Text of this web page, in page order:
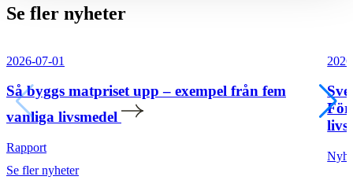
Se fler nyheter
2026-07-01
Så byggs matpriset upp – exempel från fem
vanliga livsmedel
Rapport
Se fler nyheter